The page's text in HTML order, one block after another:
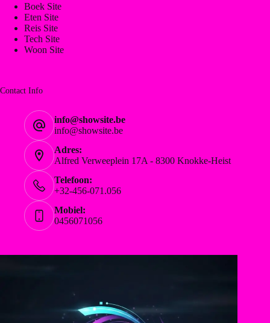
Boek Site
Eten Site
Reis Site
Tech Site
Woon Site
Contact Info
info@showsite.be
info@showsite.be
Adres:
Alfred Verweeplein 17A - 8300 Knokke-Heist
Telefoon:
+32-456-071.056
Mobiel:
0456071056